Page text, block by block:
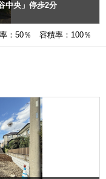
中央」停歩2分
：50％ 容積率：100％